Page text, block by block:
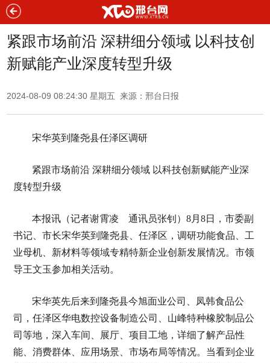
紧跟市场前沿 深耕细分领域 以科技创
新赋能产业深度转型升级
2024-08-09 08:24:30 星期五 来源：邢台日报
宋华英到隆尧县任泽区调研
紧跟市场前沿 深耕细分领域 以科技创新赋能产业深
度转型升级
本报讯（记者谢霄凌 通讯员张钊）8月8日，市委副
书记、市长宋华英到隆尧县、任泽区，调研功能食品、工
业母机、新材料等领域专精特新企业创新发展情况。市领
导王文玉参加相关活动。
宋华英先后来到隆尧县今旭面业公司、凤韩食品公
司，任泽区华电数控设备制造公司、山峰特种橡胶制品公
司等地，深入车间、展厅、项目工地，详细了解产品性
能、消费群体、应用场景、市场布局等情况。当看到企业